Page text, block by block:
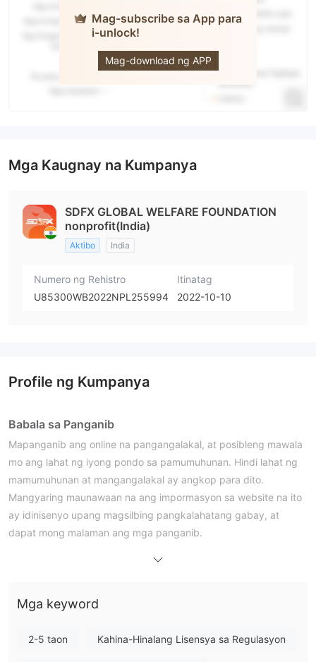
Mag-subscribe sa App para
i-unlock!
Mag-download ng APP
Mga Kaugnay na Kumpanya
SDFX GLOBAL WELFARE FOUNDATION
nonprofit(India)
Aktibo India
Numero ng Rehistro
U85300WB2022NPL255994
Itinatag
2022-10-10
Profile ng Kumpanya
Babala sa Panganib
Mapanganib ang online na pangangalakal, at posibleng mawala
mo ang lahat ng iyong pondo sa pamumuhunan. Hindi lahat ng
mamumuhunan at mangangalakal ay angkop para dito.
Mangyaring maunawaan na ang impormasyon sa website na ito
ay idinisenyo upang magsilbing pangkalahatang gabay, at
dapat mong malaman ang mga panganib.
Pangkalahatang Impormasyon
sa india na nag-aalok ng mga serbisyo ng forex trading sa mga
walang tiyak na mga regulasyon para sa mga forex broker,
Mga keyword
2-5 taon Kahina-Hinalang Lisensya sa Regulasyon